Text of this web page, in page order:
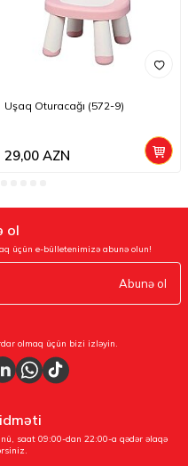
Uşaq Oturacağı (572-9)
29,00AZN
ol
üçün e-bülletenimizə abunə olun!
Abunə ol
olmaq üçün bizi izləyin.
saat 09:00-dan 22:00-a qədər əlaqə